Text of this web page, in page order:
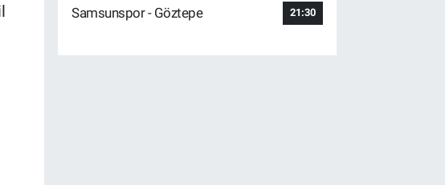
Samsunspor - Göztepe
21:30